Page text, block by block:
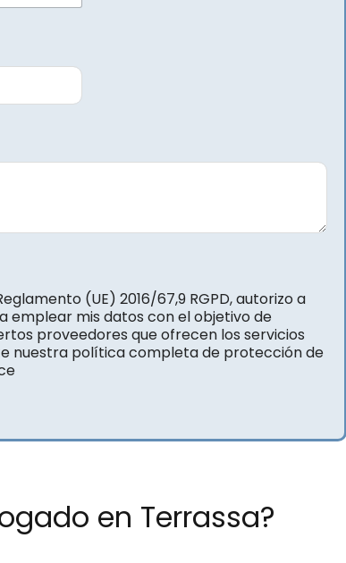
(UE) 2016/67,9 RGPD, autorizo a
emplear mis datos con el objetivo de
proveedores que ofrecen los servicios
nuestra política completa de protección de
en Terrassa?